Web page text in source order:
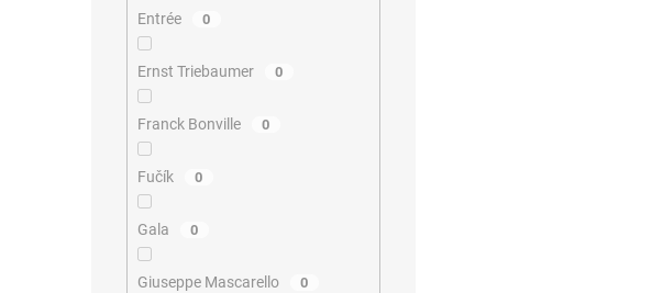
Entrée 0
Ernst Triebaumer 0
Franck Bonville 0
Fučík 0
Gala 0
Giuseppe Mascarello 0